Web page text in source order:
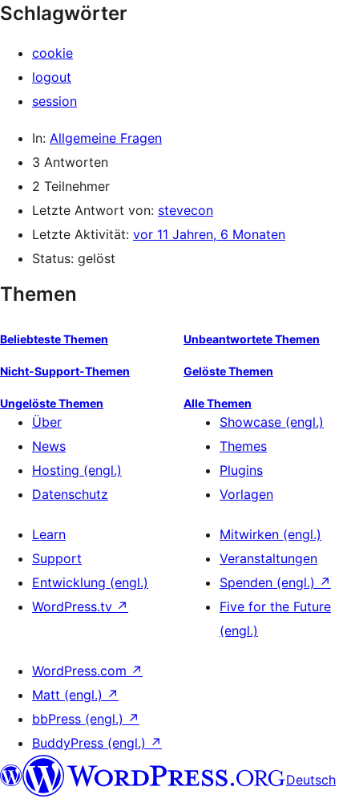
Schlagwörter
cookie
logout
session
In: Allgemeine Fragen
3 Antworten
2 Teilnehmer
Letzte Antwort von: stevecon
Letzte Aktivität: vor 11 Jahren, 6 Monaten
Status: gelöst
Themen
Beliebteste Themen Unbeantwortete Themen
Nicht-Support-Themen Gelöste Themen
Ungelöste Themen Alle Themen
Über
News
Hosting (engl.)
Datenschutz
Showcase (engl.)
Themes
Plugins
Vorlagen
Learn
Support
Entwicklung (engl.)
WordPress.tv ↗
Mitwirken (engl.)
Veranstaltungen
Spenden (engl.) ↗
Five for the Future
(engl.)
WordPress.com ↗
Matt (engl.) ↗
bbPress (engl.) ↗
BuddyPress (engl.) ↗
Deutsch